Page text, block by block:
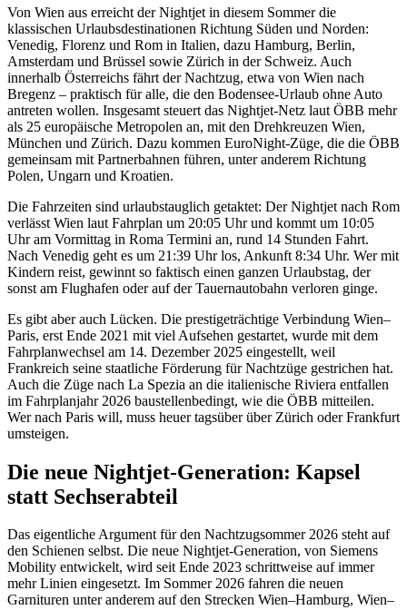
Von Wien aus erreicht der Nightjet in diesem Sommer die
klassischen Urlaubsdestinationen Richtung Süden und Norden:
Venedig, Florenz und Rom in Italien, dazu Hamburg, Berlin,
Amsterdam und Brüssel sowie Zürich in der Schweiz. Auch
innerhalb Österreichs fährt der Nachtzug, etwa von Wien nach
Bregenz – praktisch für alle, die den Bodensee-Urlaub ohne Auto
antreten wollen. Insgesamt steuert das Nightjet-Netz laut ÖBB mehr
als 25 europäische Metropolen an, mit den Drehkreuzen Wien,
München und Zürich. Dazu kommen EuroNight-Züge, die die ÖBB
gemeinsam mit Partnerbahnen führen, unter anderem Richtung
Polen, Ungarn und Kroatien.
Die Fahrzeiten sind urlaubstauglich getaktet: Der Nightjet nach Rom
verlässt Wien laut Fahrplan um 20:05 Uhr und kommt um 10:05
Uhr am Vormittag in Roma Termini an, rund 14 Stunden Fahrt.
Nach Venedig geht es um 21:39 Uhr los, Ankunft 8:34 Uhr. Wer mit
Kindern reist, gewinnt so faktisch einen ganzen Urlaubstag, der
sonst am Flughafen oder auf der Tauernautobahn verloren ginge.
Es gibt aber auch Lücken. Die prestigeträchtige Verbindung Wien–
Paris, erst Ende 2021 mit viel Aufsehen gestartet, wurde mit dem
Fahrplanwechsel am 14. Dezember 2025 eingestellt, weil
Frankreich seine staatliche Förderung für Nachtzüge gestrichen hat.
Auch die Züge nach La Spezia an die italienische Riviera entfallen
im Fahrplanjahr 2026 baustellenbedingt, wie die ÖBB mitteilen.
Wer nach Paris will, muss heuer tagsüber über Zürich oder Frankfurt
umsteigen.
Die neue Nightjet-Generation: Kapsel
statt Sechserabteil
Das eigentliche Argument für den Nachtzugsommer 2026 steht auf
den Schienen selbst. Die neue Nightjet-Generation, von Siemens
Mobility entwickelt, wird seit Ende 2023 schrittweise auf immer
mehr Linien eingesetzt. Im Sommer 2026 fahren die neuen
Garnituren unter anderem auf den Strecken Wien–Hamburg, Wien–